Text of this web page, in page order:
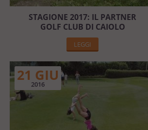
STAGIONE 2017: IL PARTNER
GOLF CLUB DI CAIOLO
LEGGI
21 GIU
2016